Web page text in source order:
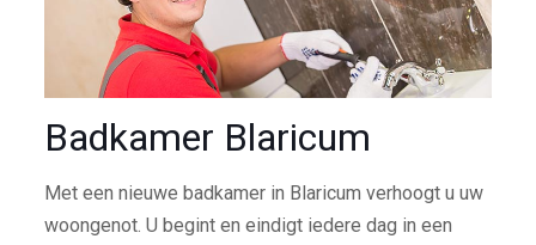
Badkamer Blaricum
Met een nieuwe badkamer in Blaricum verhoogt u uw
woongenot. U begint en eindigt iedere dag in een